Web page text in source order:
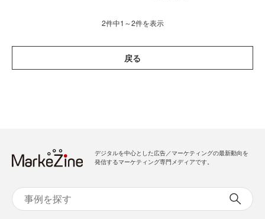
2件中1～2件を表示
戻る
デジタルを中心とした広告／マーケティングの最新動向を
発信するマーケティング専門メディアです。